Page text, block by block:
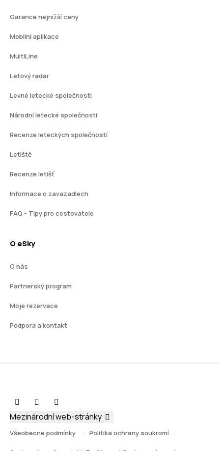
Garance nejnižší ceny
Mobilní aplikace
MultiLine
Letový radar
Levné letecké společnosti
Národní letecké společnosti
Recenze leteckých společností
Letiště
Recenze letišť
Informace o zavazadlech
FAQ - Tipy pro cestovatele
O eSky
O nás
Partnerský program
Moje rezervace
Podpora a kontakt
Všeobecné podmínky Politika ochrany soukromí
Mezinárodní web-stránky